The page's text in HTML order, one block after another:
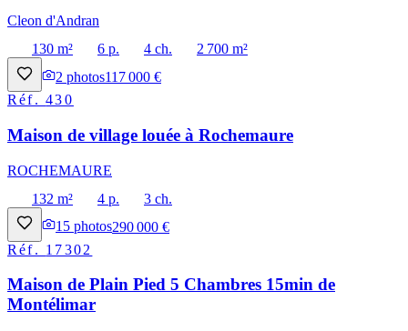
Cleon d'Andran
130 m²
6 p. 4 ch.
2 700 m²
2 photos117 000 €
Réf.430
Maison de village louée à Rochemaure
ROCHEMAURE
132 m²
4 p.
3 ch.
15 photos290 000 €
Réf. 17302
Maison de Plain Pied 5 Chambres 15min de
Montélimar